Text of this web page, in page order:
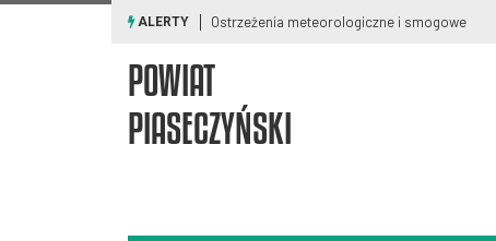
ALERTY Ostrzeżenia meteorologiczne i smogowe
POWIAT
PIASECZYŃSKI